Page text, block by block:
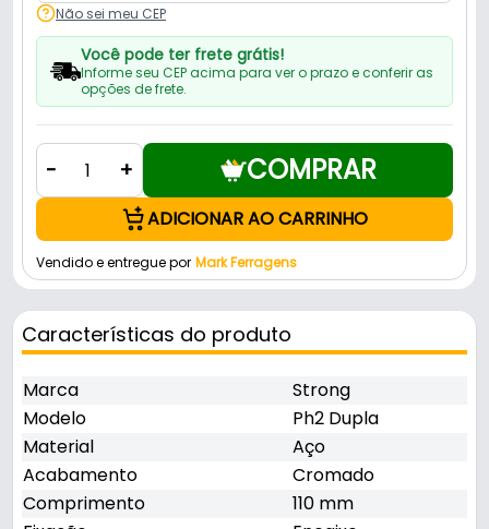
Não sei meu CEP
Você pode ter frete grátis!
Informe seu CEP acima para ver o prazo e conferir as
opções de frete.
- + COMPRAR
ADICIONAR AO CARRINHO
Vendido e entregue por Mark Ferragens
Características do produto
Marca
Strong
Modelo
Ph2 Dupla
Material
Aço
Acabamento
Cromado
Comprimento
110 mm